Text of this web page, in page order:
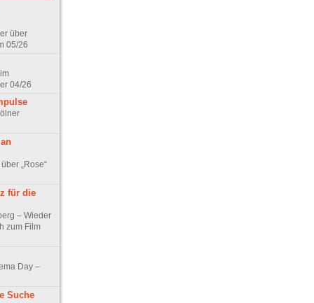
über
05/26
04/26
„Rose“
für die
– Wieder
zum Film
Day –
Suche